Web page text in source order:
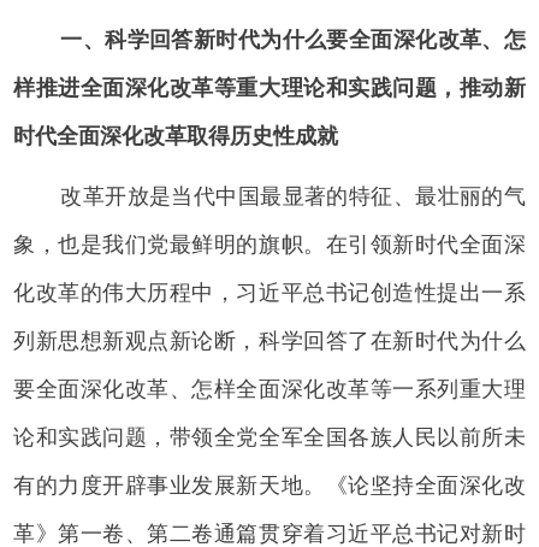
一、科学回答新时代为什么要全面深化改革、怎
样推进全面深化改革等重大理论和实践问题，推动新
时代全面深化改革取得历史性成就
改革开放是当代中国最显著的特征、最壮丽的气
象，也是我们党最鲜明的旗帜。在引领新时代全面深
化改革的伟大历程中，习近平总书记创造性提出一系
列新思想新观点新论断，科学回答了在新时代为什么
要全面深化改革、怎样全面深化改革等一系列重大理
论和实践问题，带领全党全军全国各族人民以前所未
有的力度开辟事业发展新天地。《论坚持全面深化改
革》第一卷、第二卷通篇贯穿着习近平总书记对新时